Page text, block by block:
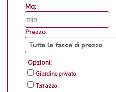
Mq:
Prezzo:
Opzioni:
Giardino privato
Terrazzo